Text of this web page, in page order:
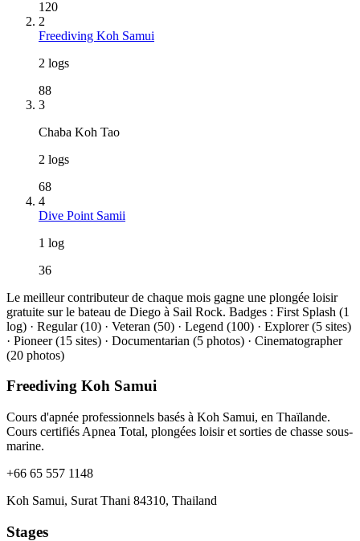
120
2
Freediving Koh Samui
2 logs
88
3
Chaba Koh Tao
2 logs
68
4
Dive Point Samii
1 log
36
Le meilleur contributeur de chaque mois gagne une plongée loisir
gratuite sur le bateau de Diego à Sail Rock. Badges : First Splash (1
log) · Regular (10) · Veteran (50) · Legend (100) · Explorer (5 sites)
· Pioneer (15 sites) · Documentarian (5 photos) · Cinematographer
(20 photos)
Freediving Koh Samui
Cours d'apnée professionnels basés à Koh Samui, en Thaïlande.
Cours certifiés Apnea Total, plongées loisir et sorties de chasse sous-
marine.
+66 65 557 1148
Koh Samui, Surat Thani 84310, Thailand
Stages